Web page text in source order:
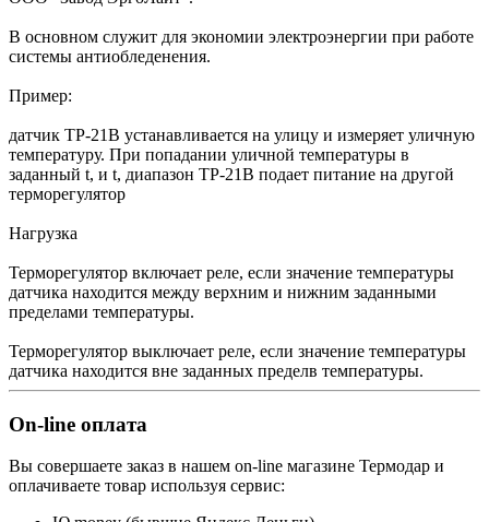
В основном служит для экономии электроэнергии при работе
системы антиобледенения.
Пример:
датчик ТР-21В устанавливается на улицу и измеряет уличную
температуру. При попадании уличной температуры в
заданный t, и t, диапазон TP-21В подает питание на другой
терморегулятор
Нагрузка
Терморегулятор включает реле, если значение температуры
датчика находится между верхним и нижним заданными
пределами температуры.
Терморегулятор выключает реле, если значение температуры
датчика находится вне заданных пределв температуры.
On-line оплата
Вы совершаете заказ в нашем on-line магазине Термодар и
оплачиваете товар используя сервис: